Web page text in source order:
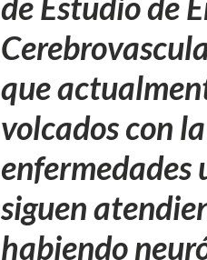
que
volcados con
enfermedades
siguen
habiendo